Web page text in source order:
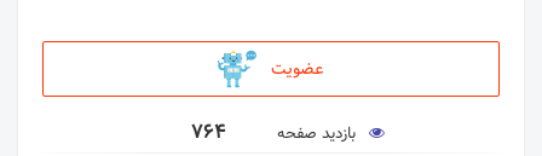
عضویت
بازدید صفحه 764